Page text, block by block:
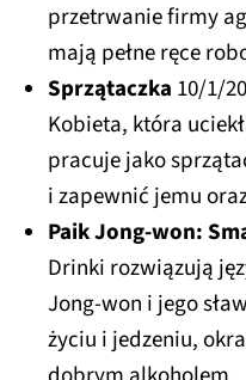
przetrwanie firmy
mają pełne ręce
Sprzątaczka 10/1/
Kobieta, która
pracuje jako
i zapewnić jemu
Paik Jong-won:
Drinki rozwiązują
Jong-won i jego
życiu i jedzeniu,